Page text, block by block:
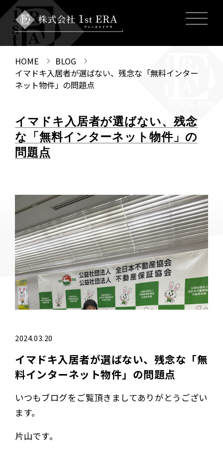
HOME
BLOG
イマドキ入居者が選ばない、残念な「無料インター
ネット物件」の問題点
イマドキ入居者が選ばない、残念
な「無料インターネット物件」の
問題点
2024.03.20
イマドキ入居者が選ばない、残念な「無
料インターネット物件」の問題点
いつもブログをご覧頂きましてありがとうござい
ます。
片山です。